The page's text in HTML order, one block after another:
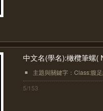
中文名(學名):橄欖筆螺(
主題與關鍵字：Class:腹
5/153